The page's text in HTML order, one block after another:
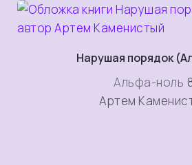
Нарушая порядок
Альфа-ноль
Артем